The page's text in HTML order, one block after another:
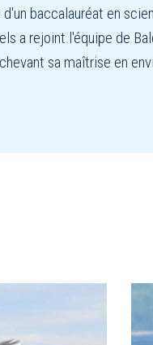
baccalauréat en
a rejoint l'équipe de
sa maîtrise en